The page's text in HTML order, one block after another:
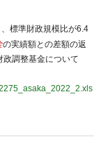
標準財政規模比が6.4
の実績額との差額の返
調整基金について